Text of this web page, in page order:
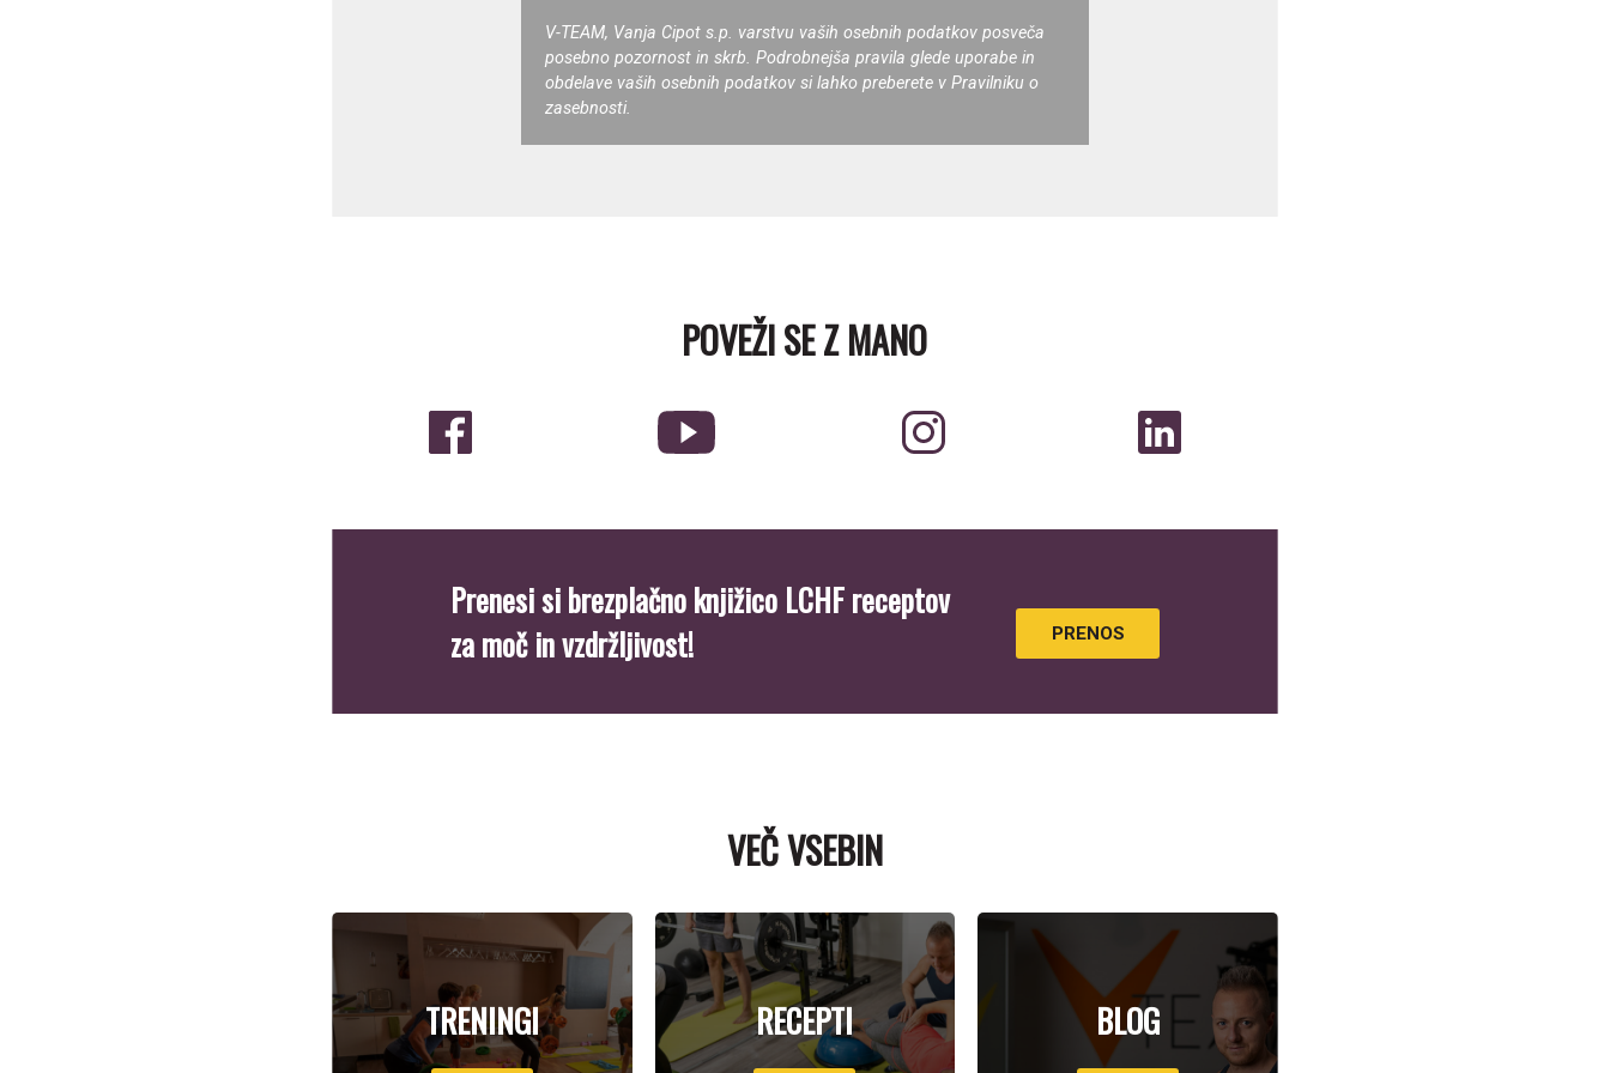
V-TEAM, Vanja Cipot s.p. varstvu vaših osebnih podatkov posveča
posebno pozornost in skrb. Podrobnejša pravila glede uporabe in
obdelave vaših osebnih podatkov si lahko preberete v Pravilniku o
zasebnosti.
POVEŽI SE Z MANO
Prenesi si brezplačno knjižico LCHF receptov
za moč in vzdržljivost!
PRENOS
VEČ VSEBIN
TRENINGI RECEPTI BLOG